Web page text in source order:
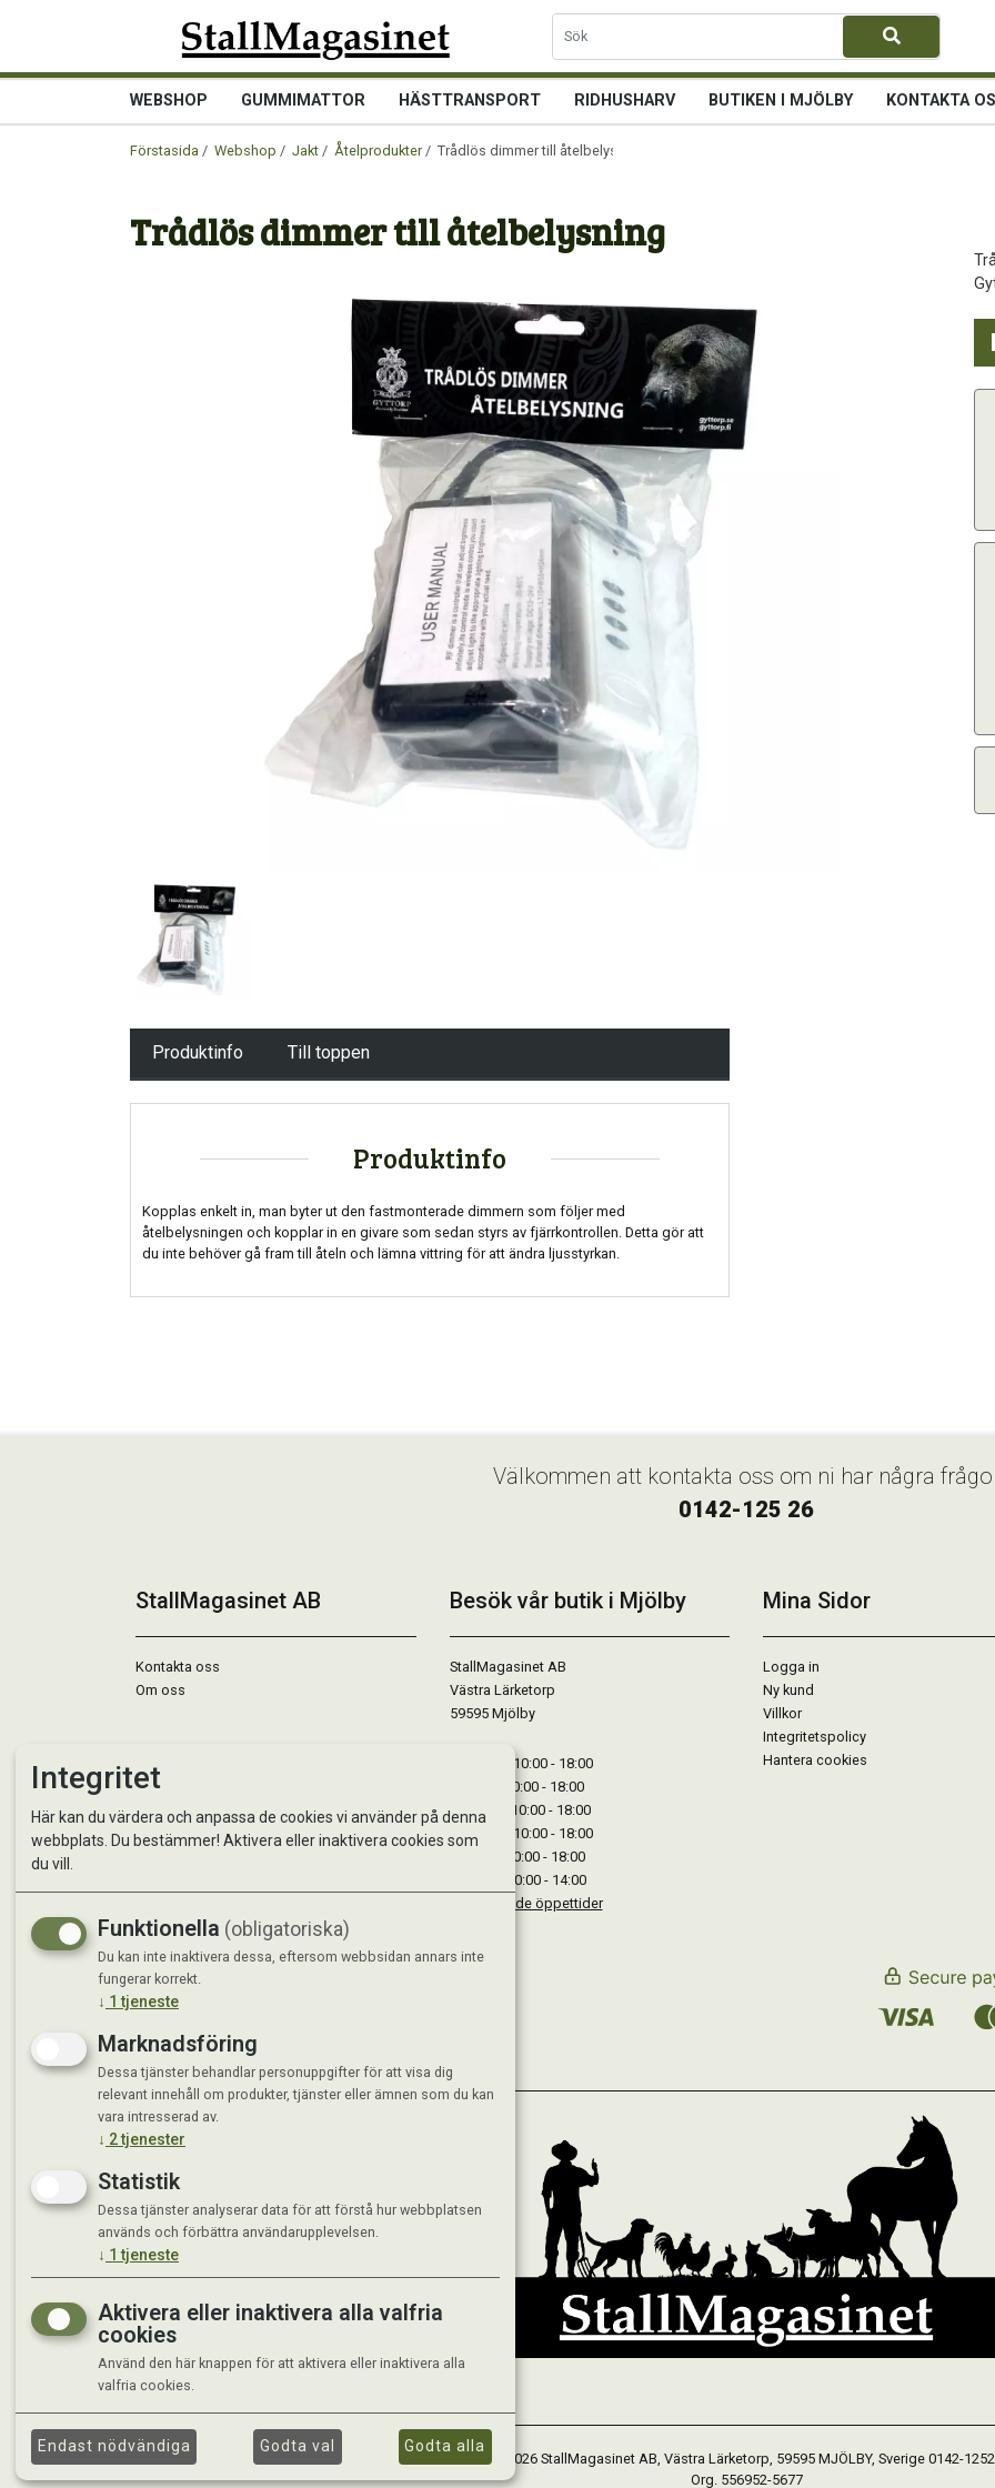
WEBSHOP GUMMIMATTOR HÄSTTRANSPORT RIDHUSHARV BUTIKEN I MJÖLBY KONTAKTA
Förstasida / Webshop / Jakt / Åtelprodukter/ Trådlös dimmer till åtelbelysning
Trådlös dimmer till åtelbelysning
Produktinfo Till toppen
Produktinfo
Kopplas enkelt in, man byter ut den fastmonterade dimmern som följer med
åtelbelysningen och kopplar in en givare som sedan styrs av fjärrkontrollen. Detta gör att
du inte behöver gå fram till åteln och lämna vittring för att ändra ljusstyrkan.
Välkommen att kontakta oss om ni har några
0142-125 26
StallMagasinet AB
Kontakta oss
Om oss
Besök vår butik i Mjölby
StallMagasinet AB
Västra Lärketorp
59595 Mjölby
Måndag : 10:00 - 18:00
Tisdag : 10:00 - 18:00
Onsdag : 10:00 - 18:00
Torsdag : 10:00 - 18:00
Fredag : 10:00 - 18:00
Lördag : 10:00 - 14:00
Se avvikande öppettider
Mina Sidor
Logga in
Ny kund
Villkor
Integritetspolicy
Hantera cookies
© 2026 StallMagasinet AB, Västra Lärketorp, 59595 MJÖLBY, Sverige 0142-
Org. 556952-5677
Integritet
Här kan du värdera och anpassa de cookies vi använder på denna
webbplats. Du bestämmer! Aktivera eller inaktivera cookies som
du vill.
Funktionella (obligatoriska)
Du kan inte inaktivera dessa, eftersom webbsidan annars inte
fungerar korrekt.
↓ 1 tjeneste
Marknadsföring
Dessa tjänster behandlar personuppgifter för att visa dig
relevant innehåll om produkter, tjänster eller ämnen som du kan
vara intresserad av.
↓ 2tjenester
Statistik
Dessa tjänster analyserar data för att förstå hur webbplatsen
används och förbättra användarupplevelsen.
↓ 1 tjeneste
Aktivera eller inaktivera alla valfria
cookies
Använd den här knappen för att aktivera eller inaktivera alla
valfria cookies.
Endast nödvändiga Godta val Godta alla